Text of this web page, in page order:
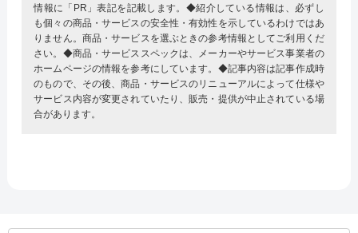
情報に「PR」表記を記載します。◆紹介している情報は、必ずし
も個々の商品・サービスの安全性・有効性を示しているわけではあ
りません。商品・サービスを選ぶときの参考情報としてご利用くだ
さい。◆商品・サービススペックは、メーカーやサービス事業者の
ホームページの情報を参考にしています。◆記事内容は記事作成時
のもので、その後、商品・サービスのリニューアルによって仕様や
サービス内容が変更されていたり、販売・提供が中止されている場
合があります。